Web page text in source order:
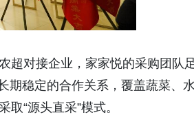
超对接企业，家家悦的采购团队
期稳定的合作关系，覆盖蔬菜、
“源头直采”模式。